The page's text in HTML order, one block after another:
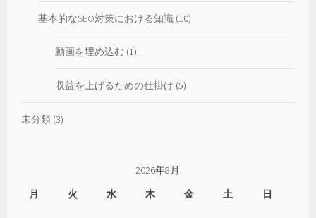
策
の
と
基本的なSEO対策における知識 (10)
動画を埋め込む (1)
収益を上げるための仕掛け (5)
未分類 (3)
2026年8月
月
火 水 木 金 土 日